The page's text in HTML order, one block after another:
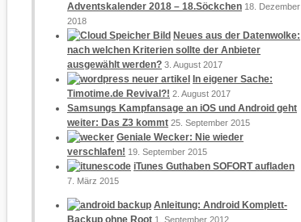
Adventskalender 2018 – 18.Söckchen 18. Dezember
2018
Neues aus der Datenwolke:
nach welchen Kriterien sollte der Anbieter
ausgewählt werden? 3. August 2017
In eigener Sache:
Timotime.de Revival?! 2. August 2017
Samsungs Kampfansage an iOS und Android geht
weiter: Das Z3 kommt 25. September 2015
Geniale Wecker: Nie wieder
verschlafen! 19. September 2015
iTunes Guthaben SOFORT aufladen
7. März 2015
Anleitung: Android Komplett-
1. September 2012